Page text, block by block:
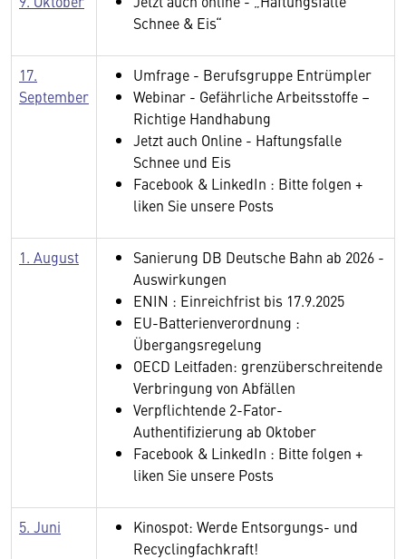
Schnee & Eis“
17.
September
Umfrage - Berufsgruppe Entrümpler
Webinar - Gefährliche Arbeitsstoffe –
Richtige Handhabung
Jetzt auch Online - Haftungsfalle
Schnee und Eis
Facebook & LinkedIn : Bitte folgen +
liken Sie unsere Posts
1. August
Sanierung DB Deutsche Bahn ab 2026 -
Auswirkungen
ENIN : Einreichfrist bis 17.9.2025
EU-Batterienverordnung :
Übergangsregelung
OECD Leitfaden: grenzüberschreitende
Verbringung von Abfällen
Verpflichtende 2-Fator-
Authentifizierung ab Oktober
Facebook & LinkedIn : Bitte folgen +
liken Sie unsere Posts
5. Juni
Kinospot: Werde Entsorgungs- und
Recyclingfachkraft!